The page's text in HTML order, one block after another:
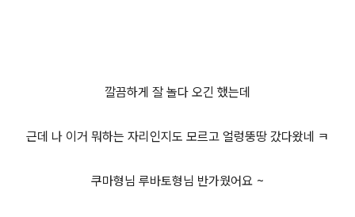
깔끔하게 잘 놀다 오긴 했는데
근데 나 이거 뭐하는 자리인지도 모르고 얼렁뚱땅 갔다왔네 ㅋ
쿠마형님 루바토형님 반가웠어요 ~